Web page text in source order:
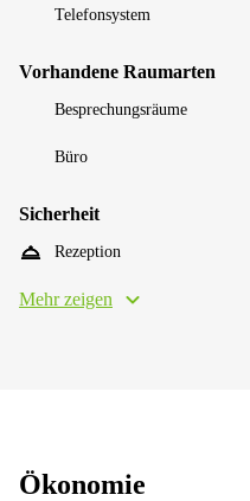
Telefonsystem
Vorhandene Raumarten
Besprechungsräume
Büro
Sicherheit
Rezeption
Mehr zeigen
Ökonomie